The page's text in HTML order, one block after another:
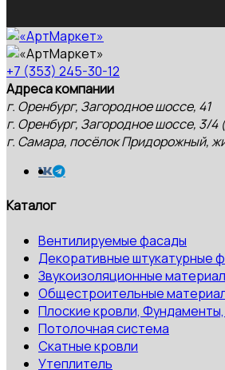
+7 (353) 245-30-12
Адреса компании
г. Оренбург, Загородное шоссе, 41
г. Оренбург, Загородное шоссе, 3/4
г. Самара, посёлок Придорожный,
Каталог
Вентилируемые фасады
Декоративные штукатурные
Звукоизоляционные
Общестроительные
Плоские кровли,
Потолочная система
Скатные кровли
Утеплитель